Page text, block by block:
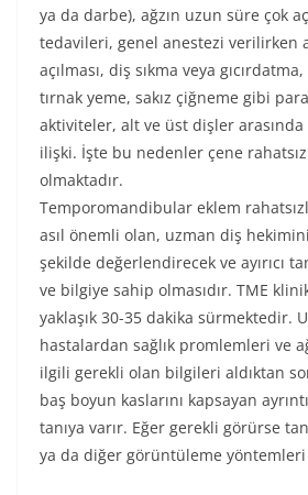
ya da darbe), ağzın uzun süre çok
tedavileri, genel anestezi verilirken
açılması, diş sıkma veya
tırnak yeme, sakız çiğneme gibi
aktiviteler, alt ve üst dişler
ilişki. İşte bu nedenler çene
olmaktadır.
Temporomandibular eklem
asıl önemli olan, uzman diş
şekilde değerlendirecek ve ayırıcı
ve bilgiye sahip olmasıdır. TME
yaklaşık 30-35 dakika sürmektedir.
hastalardan sağlık promlemleri ve
ilgili gerekli olan bilgileri aldıktan
baş boyun kaslarını kapsayan
tanıya varır. Eğer gerekli görürse
ya da diğer görüntüleme yöntemleri